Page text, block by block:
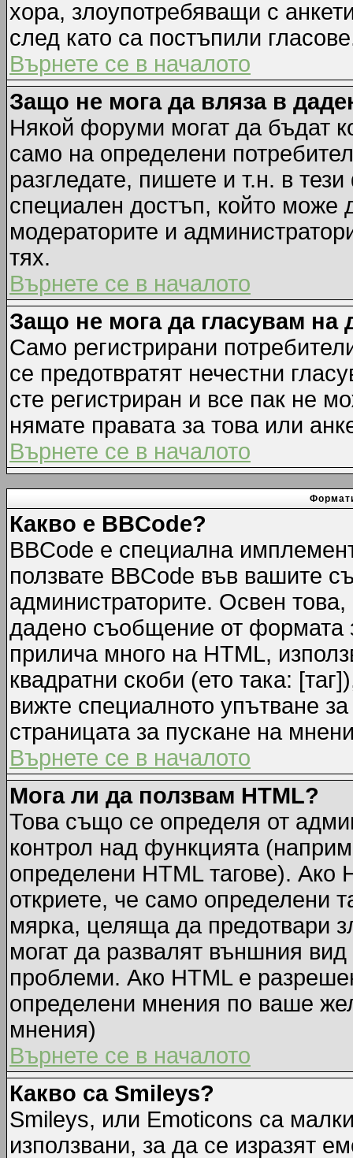
хора, злоупотребяващи с
след като са постъпили
Върнете се в началото
Защо не мога да вляза в
Някой форуми могат да бъдат
само на определени
разгледате, пишете и т.н. в
специален достъп, който може
модераторите и
тях.
Върнете се в началото
Защо не мога да гласувам на
Само регистрирани
се предотвратят нечестни
сте регистриран и все пак не
нямате правата за това или
Върнете се в началото
Какво е BBCode?
BBCode е специална
ползвате BBCode във вашите
администраторите. Освен
дадено съобщение от формата
прилича много на HTML,
квадратни скоби (ето така:
вижте специалното упътване
страницата за пускане на
Върнете се в началото
Мога ли да ползвам HTML?
Това също се определя от
контрол над функцията
определени HTML тагове).
откриете, че само определени
мярка, целяща да предотвари
могат да развалят външния
проблеми. Ако HTML е
определени мнения по ваше
мнения)
Върнете се в началото
Какво са Smileys?
Smileys, или Emoticons са
използвани, за да се изразят